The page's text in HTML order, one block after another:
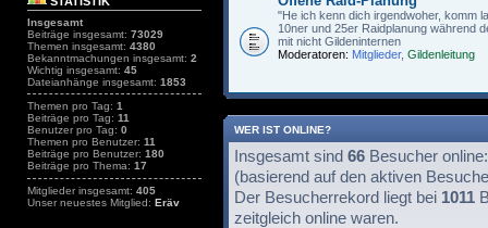
Insgesamt
Beiträge insgesamt: 73029
Themen insgesamt: 4380
Bekanntmachungen insgesamt: 2
Wichtig insgesamt: 45
Dateianhänge insgesamt: 1853
Themen pro Tag: 1
Beiträge pro Tag: 11
Benutzer pro Tag: 0
Themen pro Benutzer: 11
Beiträge pro Benutzer: 180
Beiträge pro Thema: 17
Mitglieder insgesamt: 405
Unser neuestes Mitglied: Eräv
"He ich kenn dich irgendwoher, komm
10ner und 25er Raidplanung während
mit nicht Gildeninternen
Moderatoren: Mitglieder, Gildenleitung
WER IST ONLINE?
Insgesamt sind 66 Besucher
(basierend auf den aktiven
Der Besucherrekord liegt bei 1011
zeitgleich online waren.